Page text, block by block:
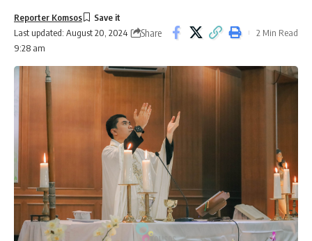
Last updated: August 20, 2024
9:28 am
Reporter Komsos
Share 2 Min Read